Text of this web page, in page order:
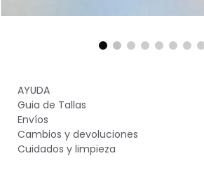
AYUDA
Guia de Tallas
Envíos
Cambios y devoluciones
Cuidados y limpieza